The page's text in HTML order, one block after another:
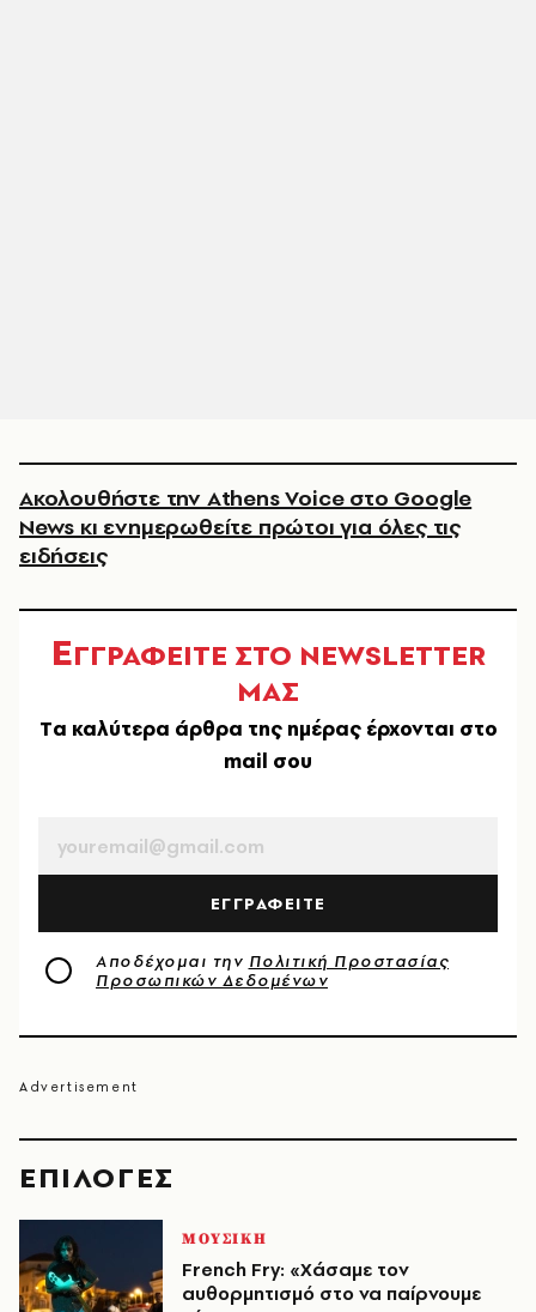
EΠΙΛΟΓΈΣ
ΜΟΥΣΙΚΗ
French Fry: «Χάσαμε τον
αυθορμητισμό στο να παίρνουμε
Ακολουθήστε την Athens Voice στο Google
News κι ενημερωθείτε πρώτοι για όλες τις
ειδήσεις
ΕΓΓΡΑΦΕΙΤΕ ΣΤΟ NEWSLETTER
ΜΑΣ
Tα καλύτερα άρθρα της ημέρας έρχονται στο
mail σου
ΕΓΓΡΑΦΕΙΤΕ
Αποδέχομαι την Πολιτική Προστασίας
Προσωπικών Δεδομένων